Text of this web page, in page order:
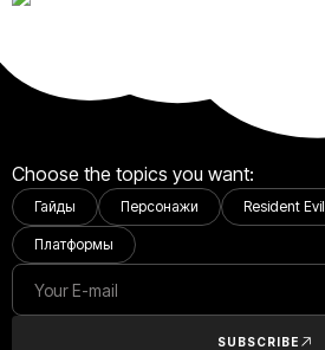
Choose the topics you want:
Гайды Персонажи Resident Evil
Платформы
SUBSCRIBE